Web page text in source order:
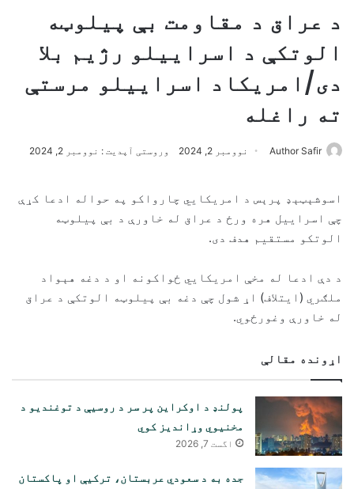
د عراق د مقاومت بې پیلوټه
الوتکې د اسراییلو رژیم بلا
دی/امریکاد اسراییلو مرستې
ته راغله
Author Safir نوومبر 2, 2024 وروستی آپدیت : نوومبر 2, 2024
اسوشېټېډ پرېس د امریکايي چارواکو په حواله ادعا کړې
چې اسراییل هره ورځ د عراق له خاورې د بې پیلوټه
الوتکو مستقیم هدف دی.
د دې ادعا له مخې امریکايي ځواکونه او د دغه هېواد
ملګري (ایتلاف) اړ شول چې دغه بې پیلوټه الوتکې د عراق
له خاورې وغورځوي.
اړونده مقالې
پولنډ د اوکراین پر سر د روسیې د توغندیو د
مخنیوي وړاندیز کوي
اگست 7, 2026
جده به د سعودي عربستان، ترکیې او پاکستان